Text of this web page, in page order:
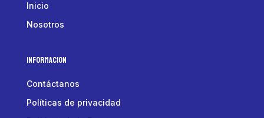
Inicio
Nosotros
Informacion
Contáctanos
Políticas de privacidad